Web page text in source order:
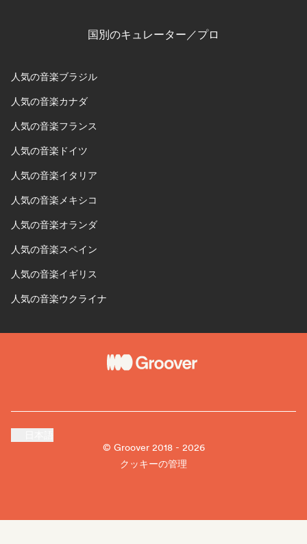
国別のキュレーター／プロ
人気の音楽ブラジル
人気の音楽カナダ
人気の音楽フランス
人気の音楽ドイツ
人気の音楽イタリア
人気の音楽メキシコ
人気の音楽オランダ
人気の音楽スペイン
人気の音楽イギリス
人気の音楽ウクライナ
© Groover 2018 - 2026
クッキーの管理